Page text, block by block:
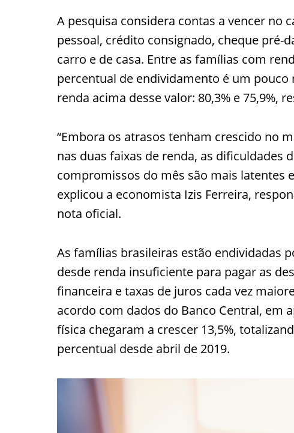
A pesquisa considera contas a vencer no
pessoal, crédito consignado, cheque pré-
carro e de casa. Entre as famílias com
percentual de endividamento é um
renda acima desse valor: 80,3% e 75,9%,
“Embora os atrasos tenham crescido no
nas duas faixas de renda, as dificuldades
compromissos do mês são mais latentes
explicou a economista Izis Ferreira,
nota oficial.
As famílias brasileiras estão endividadas
desde renda insuficiente para pagar as
financeira e taxas de juros cada vez
acordo com dados do Banco Central, em
física chegaram a crescer 13,5%,
percentual desde abril de 2019.